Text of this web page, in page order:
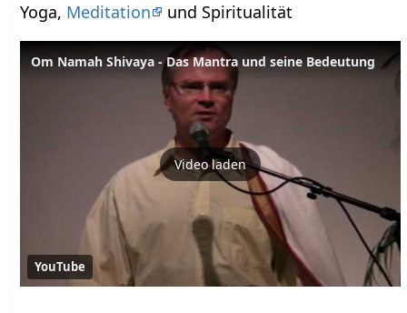
Yoga, Meditation und Spiritualität
Om Namah Shivaya - Das Mantra und seine Bedeutung
Video laden
YouTube